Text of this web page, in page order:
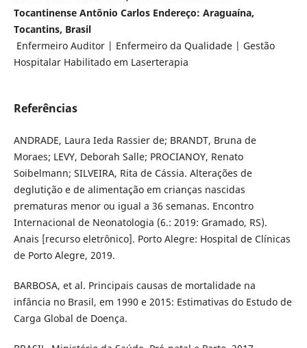
Tocantinense Antônio Carlos Endereço: Araguaína,
Tocantins, Brasil
Enfermeiro Auditor | Enfermeiro da Qualidade | Gestão
Hospitalar Habilitado em Laserterapia
Referências
ANDRADE, Laura Ieda Rassier de; BRANDT, Bruna de
Moraes; LEVY, Deborah Salle; PROCIANOY, Renato
Soibelmann; SILVEIRA, Rita de Cássia. Alterações de
deglutição e de alimentação em crianças nascidas
prematuras menor ou igual a 36 semanas. Encontro
Internacional de Neonatologia (6.: 2019: Gramado, RS).
Anais [recurso eletrônico]. Porto Alegre: Hospital de Clínicas
de Porto Alegre, 2019.
BARBOSA, et al. Principais causas de mortalidade na
infância no Brasil, em 1990 e 2015: Estimativas do Estudo de
Carga Global de Doença.